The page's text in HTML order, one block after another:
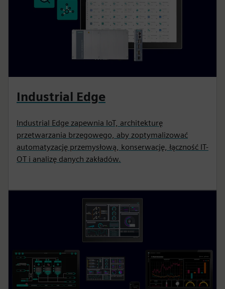
Industrial Edge
Industrial Edge zapewnia IoT, architekturę
przetwarzania brzegowego, aby zoptymalizować
automatyzację przemysłową, konserwację, łączność IT-
OT i analizę danych zakładów.